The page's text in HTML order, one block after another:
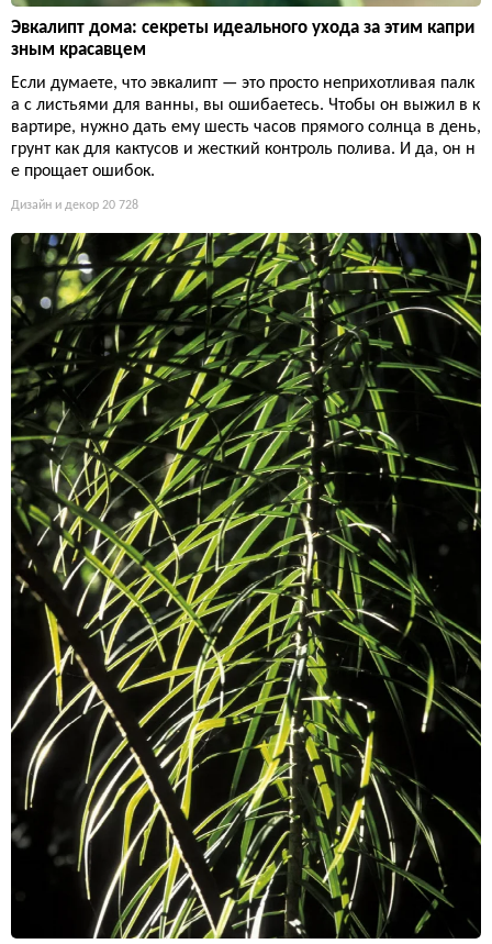
Эвкалипт дома: секреты идеального ухода за этим капри
зным красавцем
Если думаете, что эвкалипт — это просто неприхотливая палк
а с листьями для ванны, вы ошибаетесь. Чтобы он выжил в к
вартире, нужно дать ему шесть часов прямого солнца в день,
грунт как для кактусов и жесткий контроль полива. И да, он н
е прощает ошибок.
Дизайн и декор 20 728